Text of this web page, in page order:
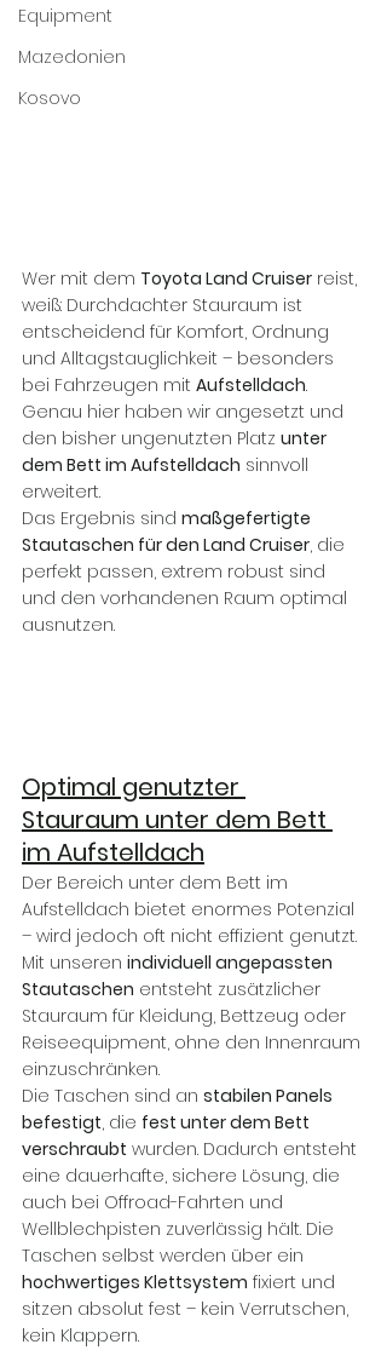
Equipment
Mazedonien
Kosovo
Wer mit dem Toyota Land Cruiser reist,
weiß: Durchdachter Stauraum ist
entscheidend für Komfort, Ordnung
und Alltagstauglichkeit – besonders
bei Fahrzeugen mit Aufstelldach.
Genau hier haben wir angesetzt und
den bisher ungenutzten Platz unter
dem Bett im Aufstelldach sinnvoll
erweitert.
Das Ergebnis sind maßgefertigte
Stautaschen für den Land Cruiser, die
perfekt passen, extrem robust sind
und den vorhandenen Raum optimal
ausnutzen.
Optimal genutzter
Stauraum unter dem Bett
im Aufstelldach
Der Bereich unter dem Bett im
Aufstelldach bietet enormes Potenzial
– wird jedoch oft nicht effizient genutzt.
Mit unseren individuell angepassten
Stautaschen entsteht zusätzlicher
Stauraum für Kleidung, Bettzeug oder
Reiseequipment, ohne den Innenraum
einzuschränken.
Die Taschen sind an stabilen Panels
befestigt, die fest unter dem Bett
verschraubt wurden. Dadurch entsteht
eine dauerhafte, sichere Lösung, die
auch bei Offroad-Fahrten und
Wellblechpisten zuverlässig hält. Die
Taschen selbst werden über ein
hochwertiges Klettsystem fixiert und
sitzen absolut fest – kein Verrutschen,
kein Klappern.